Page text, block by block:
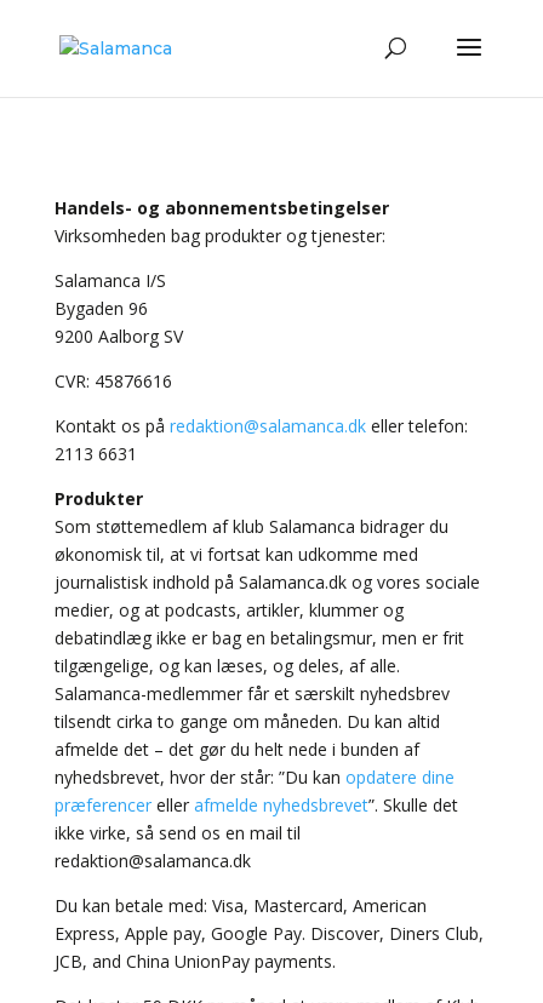
Handels- og abonnementsbetingelser
Virksomheden bag produkter og tjenester:
Salamanca I/S
Bygaden 96
9200 Aalborg SV
CVR: 45876616
Kontakt os på redaktion@salamanca.dkeller telefon:
2113 6631
Produkter
Som støttemedlem af klub Salamanca bidrager du
økonomisk til, at vi fortsat kan udkomme med
journalistisk indhold på Salamanca.dk og vores sociale
medier, og at podcasts, artikler, klummer og
debatindlæg ikke er bag en betalingsmur, men er frit
tilgængelige, og kan læses, og deles, af alle.
Salamanca-medlemmer får et særskilt nyhedsbrev
tilsendt cirka to gange om måneden. Du kan altid
afmelde det – det gør du helt nede i bunden af
nyhedsbrevet, hvor der står: ”Du kan opdatere dine
præferencereller afmelde nyhedsbrevet”. Skulle det
ikke virke, så send os en mail til
redaktion@salamanca.dk
Du kan betale med: Visa, Mastercard, American
Express, Apple pay, Google Pay. Discover, Diners Club,
JCB, and China UnionPay payments.